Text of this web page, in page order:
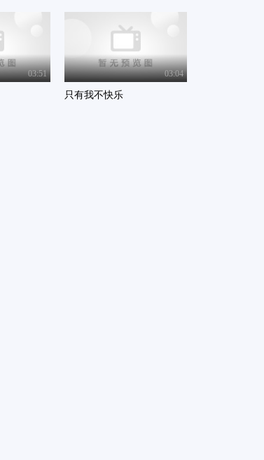
03:51 03:04
只有我不快乐